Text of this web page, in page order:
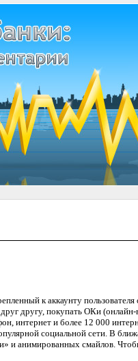
к аккаунту пользователя
другу, покупать ОКи
интернет и более 12 000
социальной сети. В
и анимированных смайлов.